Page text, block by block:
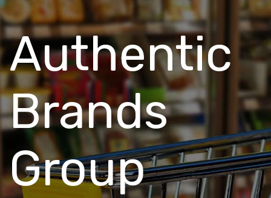
Authentic
Brands
Group